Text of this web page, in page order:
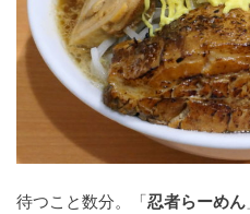
待つこと数分。「 忍者らーめん